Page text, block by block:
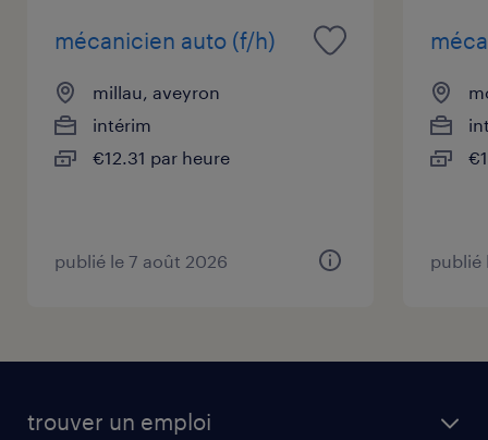
mécanicien auto (f/h)
millau, aveyron
intérim
€12.31 par heure
publié le 7 août 2026 publié
trouver un emploi